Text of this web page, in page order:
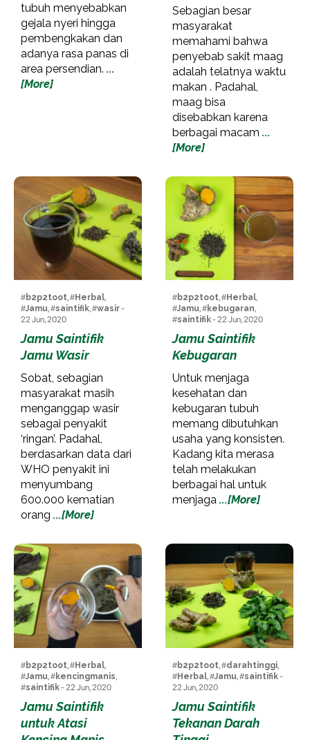
tubuh menyebabkan
gejala nyeri hingga
pembengkakan dan
adanya rasa panas di
area persendian. ...
[More]
Sebagian besar
masyarakat
memahami bahwa
penyebab sakit maag
adalah telatnya waktu
makan . Padahal,
maag bisa
disebabkan karena
berbagai macam ...
[More]
#b2p2toot, #Herbal,
#Jamu, #saintifik, #wasir-
22 Jun, 2020
Jamu Saintifik
Jamu Wasir
Sobat, sebagian
masyarakat masih
menganggap wasir
sebagai penyakit
‘ringan’. Padahal,
berdasarkan data dari
WHO penyakit ini
menyumbang
600.000 kematian
orang ...[More]
#b2p2toot, #Herbal,
#Jamu, #kebugaran,
#saintifik- 22 Jun, 2020
Jamu Saintifik
Kebugaran
Untuk menjaga
kesehatan dan
kebugaran tubuh
memang dibutuhkan
usaha yang konsisten.
Kadang kita merasa
telah melakukan
berbagai hal untuk
menjaga ...[More]
#b2p2toot, #Herbal,
#Jamu, #kencingmanis,
#saintifik- 22 Jun, 2020
Jamu Saintifik
untuk Atasi
#b2p2toot, #darahtinggi,
#Herbal, #Jamu, #saintifik-
22 Jun, 2020
Jamu Saintifik
Tekanan Darah